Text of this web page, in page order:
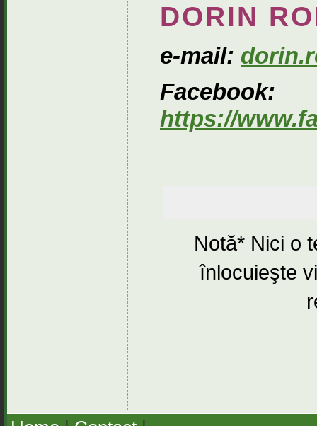
DORIN
e-mail:
Facebook:
https://
Notă* Nici o
înlocuieşte